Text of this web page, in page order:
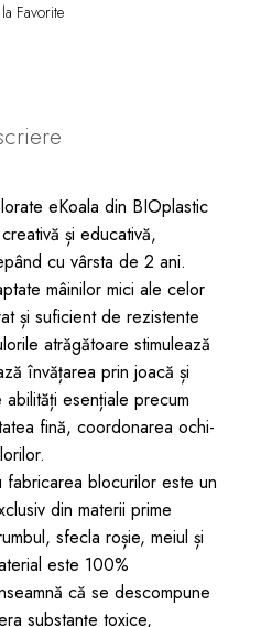
Favorite
eKoala din BIOplastic
și educativă,
cu vârsta de 2 ani.
mâinilor mici ale celor
și suficient de rezistente
atrăgătoare stimulează
învățarea prin joacă și
esențiale precum
fină, coordonarea ochi-
blocurilor este un
din materii prime
sfecla roșie, meiul și
este 100%
că se descompune
substanțe toxice,